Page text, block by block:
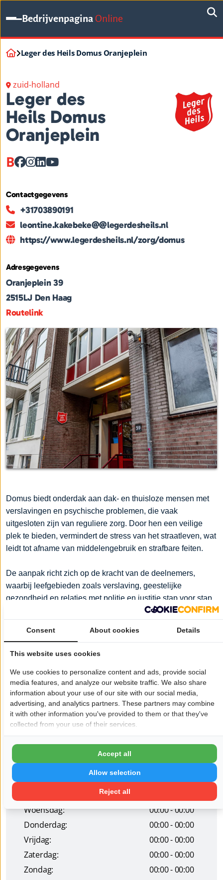
BedrijvenpaginaOnline
Leger des Heils Domus Oranjeplein
zuid-holland
Leger des
Heils Domus
Oranjeplein
B
Contactgegevens
+31703890191
leontine.kakebeke@@legerdesheils.nl
https://www.legerdesheils.nl/zorg/domus
Adresgegevens
Oranjeplein 39
2515LJ Den Haag
Routelink
Domus biedt onderdak aan dak- en thuisloze mensen met
verslavingen en psychische problemen, die vaak
uitgesloten zijn van reguliere zorg. Door hen een veilige
plek te bieden, vermindert de stress van het straatleven, wat
leidt tot afname van middelengebruik en strafbare feiten.
De aanpak richt zich op de kracht van de deelnemers,
waarbij leefgebieden zoals verslaving, geestelijke
gezondheid en relaties met politie en justitie stap voor stap
worden aangepakt. Samen worden afspraken gemaakt over
ingeschakeld, zoals schuldhulpverlening, verslavingszorg
samenleving.
Wil je dat jouw bedrijf hier ook staat?Meld je aan!
Pagina delen op:
Openingstijden
Maandag:
00:00 - 00:00
Woensdag:
00:00 - 00:00
Donderdag:
00:00 - 00:00
Vrijdag:
00:00 - 00:00
Zaterdag:
00:00 - 00:00
Zondag:
00:00 - 00:00
Consent About cookies Details
This website uses cookies
We use cookies to personalize content and ads, provide social
media features, and analyze our website traffic. We also share
information about your use of our site with our social media,
advertising, and analytics partners. These partners may combine
it with other information you've provided to them or that they've
collected from your use of their services.
Reject all
Allow selection
Accept all